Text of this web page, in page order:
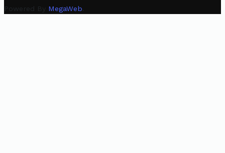
Powered By MegaWeb